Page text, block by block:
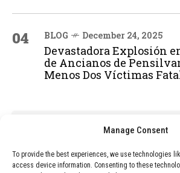
Manage Consent
To provide the best experiences, we use technologies
access device information. Consenting to these
04 BLOG December 24, 2025
Devastadora Explosión
de Ancianos de
Menos Dos Víctimas